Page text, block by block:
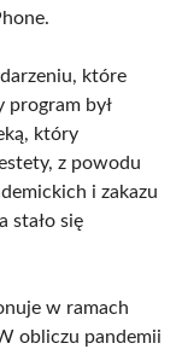
które
program był
który
z powodu
i zakazu
stało się
w ramach
obliczu pandemii